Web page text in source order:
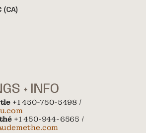
(CA)
+ INFO
+1 450-750-5498 /
+1 450-944-6565 /